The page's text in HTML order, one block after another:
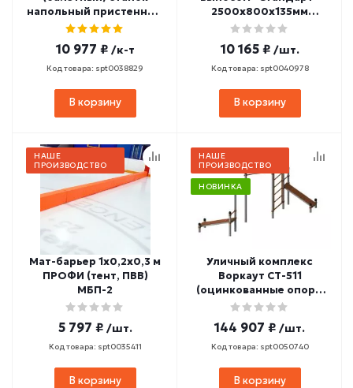
напольный пристенный
однорядный 2000 мм
10 977 ₽ /к-т
Код товара: spt0038829
В корзину
2500х800х135мм
(боковины из массива
перекладины, в
деталях) СТП-33
10 165 ₽ /шт.
Код товара: spt0040978
В корзину
НАШЕ
ПРОИЗВОДСТВО
Мат-барьер 1х0,2х0,3 м
ПРОФИ (тент, ПВВ)
МБП-2
5 797 ₽ /шт.
Код товара: spt0035411
В корзину
НАШЕ
ПРОИЗВОДСТВО
НОВИНКА
Уличный комплекс
Воркаут СТ-511
(оцинкованные опоры
108 мм)
144 907 ₽ /шт.
Код товара: spt0050740
В корзину